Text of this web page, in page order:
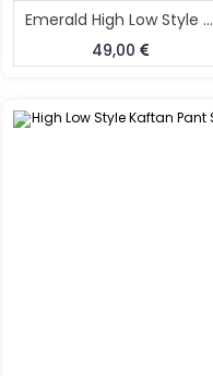
Emerald High Low Style Kaftan Pant Set
49,00